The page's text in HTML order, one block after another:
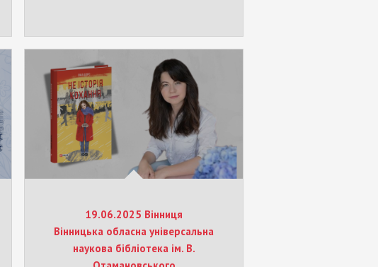
19.06.2025 Вінниця
Вінницька обласна універсальна
наукова бібліотека ім. В.